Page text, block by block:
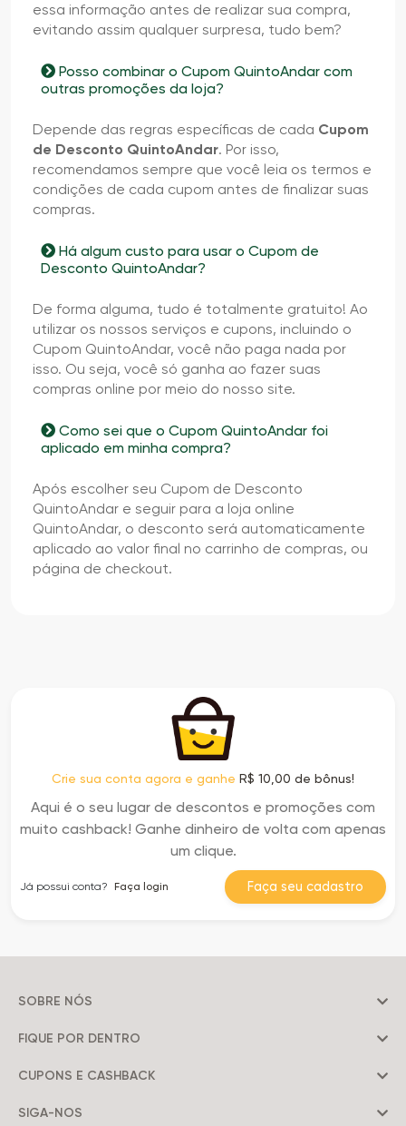
essa informação antes de realizar sua compra,
evitando assim qualquer surpresa, tudo bem?
Posso combinar o Cupom QuintoAndar com
outras promoções da loja?
Depende das regras específicas de cada Cupom
de Desconto QuintoAndar. Por isso,
recomendamos sempre que você leia os termos e
condições de cada cupom antes de finalizar suas
compras.
Há algum custo para usar o Cupom de
Desconto QuintoAndar?
De forma alguma, tudo é totalmente gratuito! Ao
utilizar os nossos serviços e cupons, incluindo o
Cupom QuintoAndar, você não paga nada por
isso. Ou seja, você só ganha ao fazer suas
compras online por meio do nosso site.
Como sei que o Cupom QuintoAndar foi
aplicado em minha compra?
Após escolher seu Cupom de Desconto
QuintoAndar e seguir para a loja online
QuintoAndar, o desconto será automaticamente
aplicado ao valor final no carrinho de compras, ou
página de checkout.
Crie sua conta agora e ganhe R$ 10,00 de bônus!
Aqui é o seu lugar de descontos e promoções com
muito cashback! Ganhe dinheiro de volta com apenas
um clique.
Faça seu cadastro
Já possui conta? Faça login
SOBRE NÓS
FIQUE POR DENTRO
CUPONS E CASHBACK
SIGA-NOS